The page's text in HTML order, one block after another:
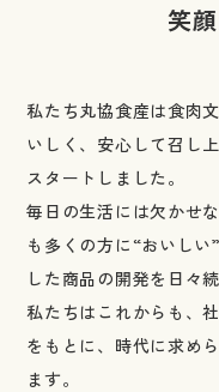
笑
私たち丸協食産は食肉
いしく、 安心して召し
スタートしました。
毎日の生活には欠かせ
も多くの方に“おいし
した商品の開発を 日々
私たちはこれからも、
をもとに、 時代に求め
ます。